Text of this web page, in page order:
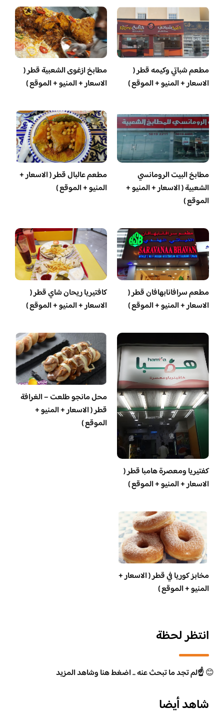
مطعم شباتي وكيمه قطر (
الاسعار + المنيو + الموقع )
مطابخ ازغوى الشعبية قطر (
الاسعار + المنيو + الموقع )
مطابخ البيت الرومانسي
الشعبية ( الاسعار + المنيو +
الموقع )
مطعم عالبال قطر ( الاسعار +
المنيو + الموقع )
مطعم سرافانابهافان قطر (
الاسعار + المنيو + الموقع )
كافتيريا ريحان شاي قطر (
الاسعار + المنيو + الموقع )
‏كفتيريا ومعصرة هامبا قطر (
الاسعار + المنيو + الموقع )
محل مانجو طلعت – الغرافة
قطر ( الاسعار + المنيو +
الموقع )
مخابز كوريا في قطر ( الاسعار +
المنيو + الموقع )
انتظر لحظة
😊☝️لم تجد ما تبحث عنه .. اضغط هنا وشاهد المزيد
شاهد أيضا